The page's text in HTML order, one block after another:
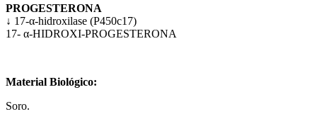
PROGESTERONA
↓ 17-α-hidroxilase (P450c17)
17- α-HIDROXI-PROGESTERONA
Material Biológico:
Soro.